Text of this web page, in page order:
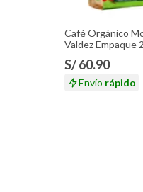
Café Orgánico
Valdez Empaque
S/ 60.90
Envío rápido